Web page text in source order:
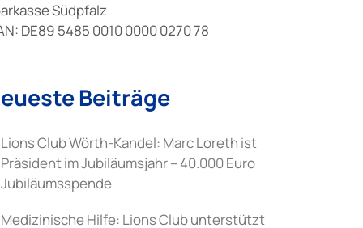
Südpfalz
DE89 5485 0010 0000 0270 78
Beiträge
Lions Club Wörth-Kandel: Marc Loreth ist
Präsident im Jubiläumsjahr – 40.000 Euro
Jubiläumsspende
Medizinische Hilfe: Lions Club unterstützt